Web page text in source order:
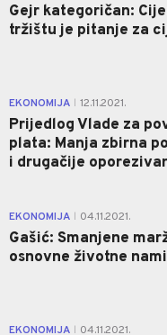
Gejr kategoričan:
tržištu je pitanje za
EKONOMIJA 12.11.2021.
Prijedlog Vlade za
plata: Manja zbirna
i drugačije
EKONOMIJA 04.11.2021.
Gašić: Smanjene
osnovne životne
EKONOMIJA 04.11.2021.